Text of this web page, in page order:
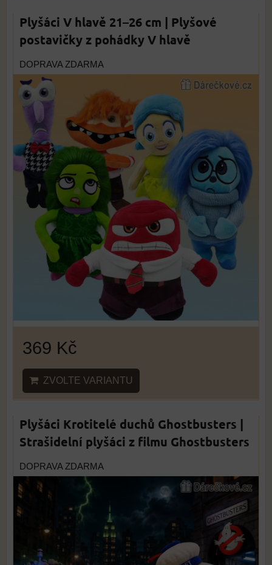
Plyšáci V hlavě 21–26 cm | Plyšové
postavičky z pohádky V hlavě
DOPRAVA ZDARMA
369 Kč
ZVOLTE VARIANTU
Plyšáci Krotitelé duchů Ghostbusters |
Strašidelní plyšáci z filmu Ghostbusters
DOPRAVA ZDARMA